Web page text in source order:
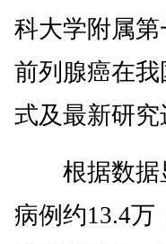
科大学附属
前列腺癌在
式及最新研究
根据数据显
病例约13.4万